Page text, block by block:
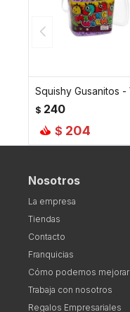
$ 240
$ 204
Nosotros
La empresa
Tiendas
Contacto
Franquicias
Cómo podemos mejorar
Trabaja con nosotros
Regalos Empresariales